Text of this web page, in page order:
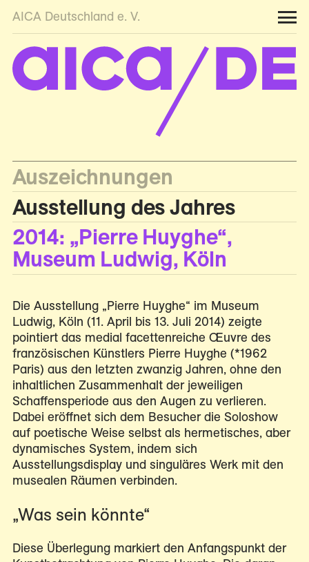
AICA Deutschland e. V.
Auszeichnungen
Ausstellung des Jahres
2014: „Pierre Huyghe“,
Museum Ludwig, Köln
Die Ausstellung „Pierre Huyghe“ im Museum
Ludwig, Köln (11. April bis 13. Juli 2014) zeigte
pointiert das medial facettenreiche Œuvre des
französischen Künstlers Pierre Huyghe (*1962
Paris) aus den letzten zwanzig Jahren, ohne den
inhaltlichen Zusammenhalt der jeweiligen
Schaffensperiode aus den Augen zu verlieren.
Dabei eröffnet sich dem Besucher die Soloshow
auf poetische Weise selbst als hermetisches, aber
dynamisches System, indem sich
Ausstellungsdisplay und singuläres Werk mit den
musealen Räumen verbinden.
„Was sein könnte“
Diese Überlegung markiert den Anfangspunkt der